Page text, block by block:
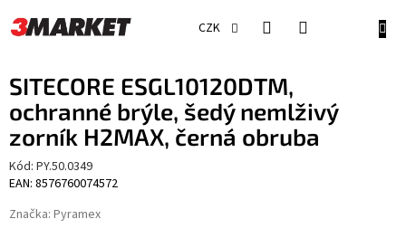
na
obsah
CZK
SITECORE ESGL10120DTM,
ochranné brýle, šedý nemlživý
zorník H2MAX, černá obruba
Kód: PY.50.0349
EAN: 8576760074572
Značka: Pyramex